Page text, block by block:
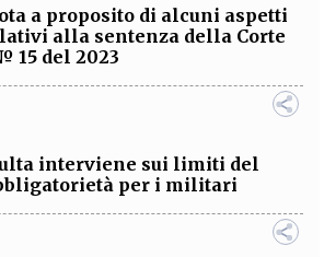
a proposito di alcuni aspetti
alla sentenza della Corte
15 del 2023
interviene sui limiti del
per i militari